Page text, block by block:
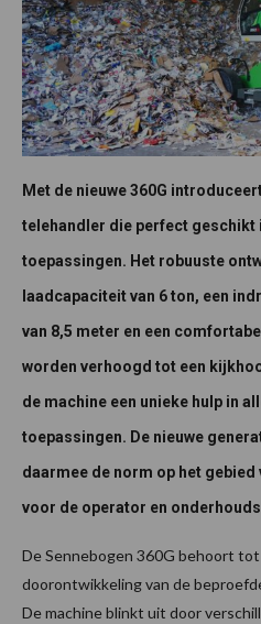
Met de nieuwe 360G
telehandler die perfect
toepassingen. Het robuuste
laadcapaciteit van 6 ton, een
van 8,5 meter en een
worden verhoogd tot een
de machine een unieke hulp in
toepassingen. De nieuwe
daarmee de norm op het
voor de operator en
De Sennebogen 360G behoort
doorontwikkeling van de
De machine blinkt uit door